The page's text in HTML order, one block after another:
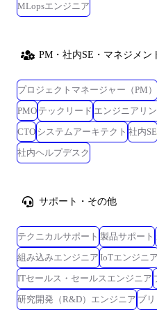
MLopsエンジニア
PM・社内SE・マネジメン
プロジェクトマネージャー（PM）
PMO テックリード エンジニアリ
CTO システムアーキテクト 社内SE
社内ヘルプデスク
サポート・その他
テクニカルサポート 製品サポート
組み込みエンジニア IoTエンジニア
ITセールス・セールスエンジニア
研究開発（R&D）エンジニア ブ